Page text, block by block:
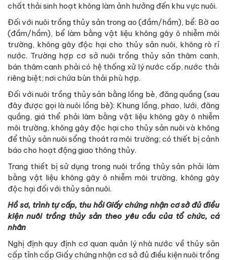
chất thải sinh hoạt không làm ảnh hưởng đến khu vực nuôi.
Đối với nuôi trồng thủy sản trong ao (đầm/hầm), bể: Bờ ao
(đầm/hầm), bể làm bằng vật liệu không gây ô nhiễm môi
trường, không gây độc hại cho thủy sản nuôi, không rò rỉ
nước. Trường hợp cơ sở nuôi trồng thủy sản thâm canh,
bán thâm canh phải có hệ thống xử lý nước cấp, nước thải
riêng biệt; nơi chứa bùn thải phù hợp.
Đối với nuôi trồng thủy sản bằng lồng bè, đăng quầng (sau
đây được gọi là nuôi lồng bè): Khung lồng, phao, lưới, đăng
quầng, giá thể phải làm bằng vật liệu không gây ô nhiễm
môi trường, không gây độc hại cho thủy sản nuôi và không
để thủy sản nuôi sổng thoát ra môi trường; có thiết bị cảnh
báo cho hoạt động giao thông thủy.
Trang thiết bị sử dụng trong nuôi trồng thủy sản phải làm
bằng vật liệu không gây ô nhiễm môi trường, không gây
độc hại đối với thủy sản nuôi.
Hồ sơ, trình tự cấp, thu hồi Giấy chứng nhận cơ sở đủ điều
kiện nuôi trồng thủy sản theo yêu cầu của tổ chức, cá
nhân
Nghị định quy định cơ quan quản lý nhà nước về thủy sản
cấp tỉnh cấp Giấy chứng nhận cơ sở đủ điều kiện nuôi trồng